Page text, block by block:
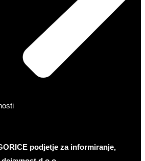
podjetje za informiranje,